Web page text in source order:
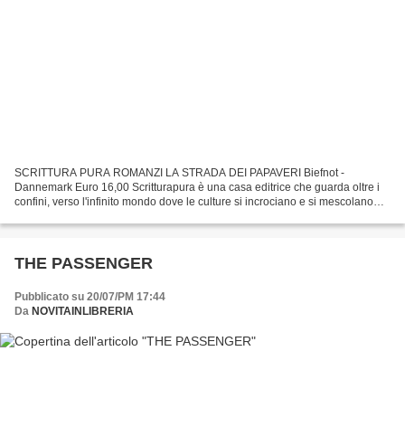
SCRITTURA PURA ROMANZI LA STRADA DEI PAPAVERI Biefnot -
Dannemark Euro 16,00 Scritturapura è una casa editrice che guarda oltre i
confini, verso l'infinito mondo dove le culture si incrociano e si mescolano
THE PASSENGER
Pubblicato su 20/07/PM 17:44
Da NOVITAINLIBRERIA